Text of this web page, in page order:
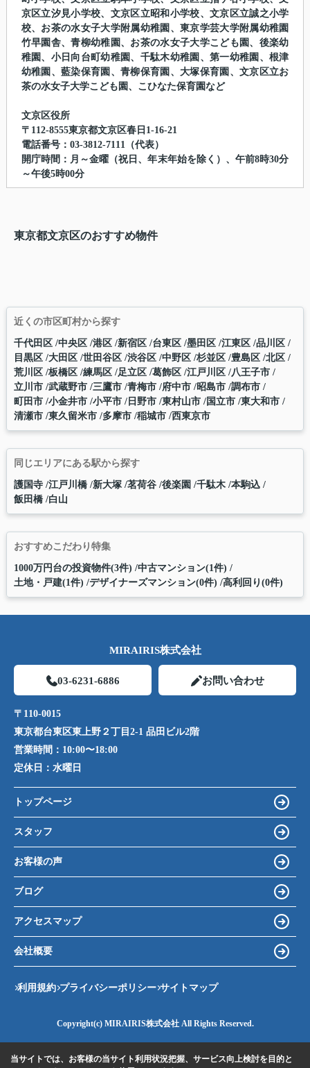
京区立汐見小学校、文京区立昭和小学校、文京区立誠之小学
校、お茶の水女子大学附属幼稚園、東京学芸大学附属幼稚園
竹早園舎、青柳幼稚園、お茶の水女子大学こども園、後楽幼
稚園、小日向台町幼稚園、千駄木幼稚園、第一幼稚園、根津
幼稚園、藍染保育園、青柳保育園、大塚保育園、文京区立お
茶の水女子大学こども園、こひなた保育園など
文京区役所
〒112-8555東京都文京区春日1-16-21
電話番号：03-3812-7111（代表）
開庁時間：月～金曜（祝日、年末年始を除く）、午前8時30分
～午後5時00分
東京都文京区のおすすめ物件
近くの市区町村から探す
千代田区 中央区 港区 新宿区 台東区 墨田区 江東区 品川区
目黒区 大田区 世田谷区 渋谷区 中野区 杉並区 豊島区 北区
荒川区 板橋区 練馬区 足立区 葛飾区 江戸川区 八王子市
立川市 武蔵野市 三鷹市 青梅市 府中市 昭島市 調布市
町田市 小金井市 小平市 日野市 東村山市 国立市 東大和市
清瀬市 東久留米市 多摩市 稲城市 西東京市
同じエリアにある駅から探す
護国寺 江戸川橋 新大塚 茗荷谷 後楽園 千駄木 本駒込
飯田橋 白山
おすすめこだわり特集
1000万円台の投資物件(3件) 中古マンション(1件)
土地・戸建(1件) デザイナーズマンション(0件) 高利回り(0件)
MIRAIRIS株式会社
03-6231-6886 お問い合わせ
〒110-0015
東京都台東区東上野２丁目2-1 品田ビル2階
営業時間： 10:00〜18:00
定休日： 水曜日
トップページ
スタッフ
お客様の声
ブログ
アクセスマップ
会社概要
利用規約 プライバシーポリシー サイトマップ
Copyright(c) MIRAIRIS株式会社 All Rights Reserved.
当サイトでは、お客様の当サイト利用状況把握、サービス向上検討を目的と